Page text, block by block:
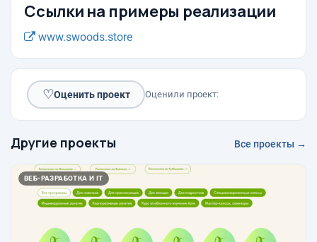
Ссылки на примеры реализации
www.swoods.store
♡Оценить проект Оценили проект:
Другие проекты Все проекты →
ВЕБ-РАЗРАБОТКА И IT